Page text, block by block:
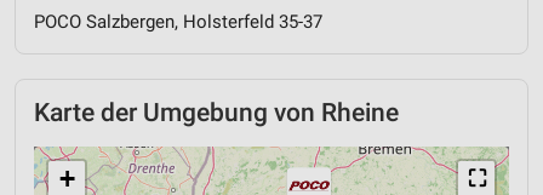
POCO Salzbergen, Holsterfeld 35-37
Karte der Umgebung von Rheine
⛶
+